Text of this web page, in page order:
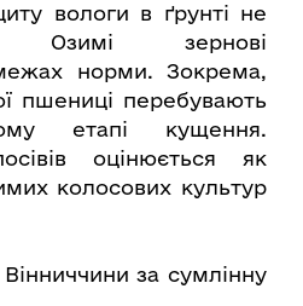
вологи в ґрунті не
Озимі зернові
норми. Зокрема,
пшениці перебувають
етапі кущення.
оцінюється як
колосових культур
за сумлінну